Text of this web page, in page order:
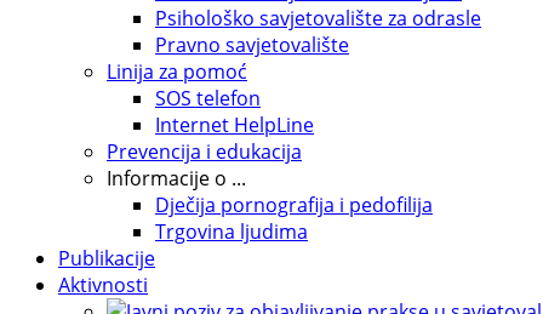
Psihološko savjetovalište za odrasle
Pravno savjetovalište
Linija za pomoć
SOS telefon
Internet HelpLine
Prevencija i edukacija
Informacije o ...
Dječija pornografija i pedofilija
Trgovina ljudima
Publikacije
Aktivnosti